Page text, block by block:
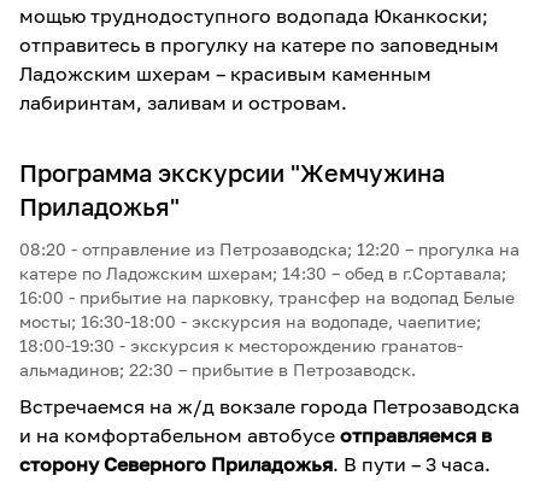
мощью труднодоступного водопада Юканкоски;
отправитесь в прогулку на катере по заповедным
Ладожским шхерам – красивым каменным
лабиринтам, заливам и островам.
Программа экскурсии "Жемчужина
Приладожья"
08:20 - отправление из Петрозаводска; 12:20 – прогулка на
катере по Ладожским шхерам; 14:30 – обед в г.Сортавала;
16:00 - прибытие на парковку, трансфер на водопад Белые
мосты; 16:30-18:00 - экскурсия на водопаде, чаепитие;
18:00-19:30 - экскурсия к месторождению гранатов-
альмадинов; 22:30 – прибытие в Петрозаводск.
Встречаемся на ж/д вокзале города Петрозаводска
и на комфортабельном автобусе отправляемся в
сторону Северного Приладожья. В пути – 3 часа.